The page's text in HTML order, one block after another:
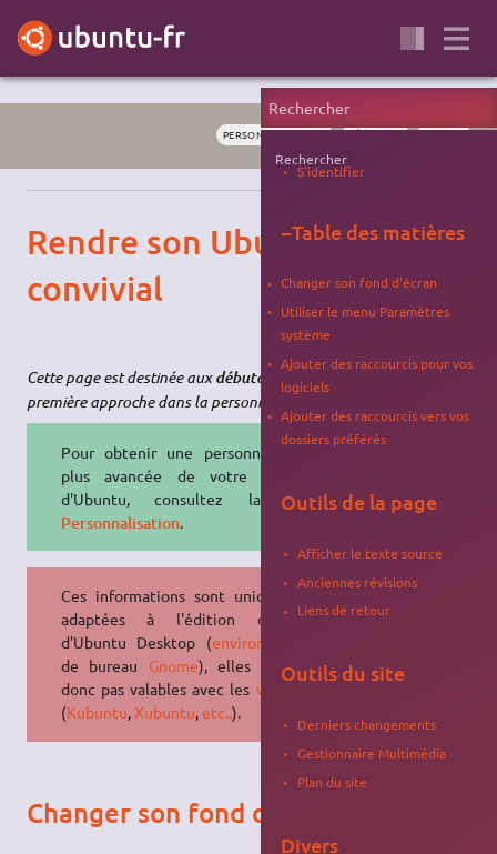
PERSONNALISATION DÉBUTANT GNOME
Rendre son Ubuntu plus
convivial
Cette page est destinée auxdébutants . Elle constitue une
première approche dans la personnalisation de votre Ubuntu.
Pour obtenir une personnalisation
plus avancée de votre variante
d'Ubuntu, consultez la page
Personnalisation.
Ces informations sont uniquement
adaptées à l'édition officielle
d'Ubuntu Desktop (environnement
de bureau Gnome), elles ne sont
donc pas valables avec les variantes
(Kubuntu,Xubuntu,etc..).
Changer son fond d'écran
Rechercher
S'identifier
−Table des matières
Changer son fond d'écran
Utiliser le menu Paramètres
système
Ajouter des raccourcis pour vos
logiciels
Ajouter des raccourcis vers vos
dossiers préférés
Outils de la page
Afficher le texte source
Anciennes révisions
Liens de retour
Outils du site
Derniers changements
Gestionnaire Multimédia
Plan du site
Divers